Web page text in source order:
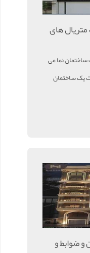
های
نما می
یک ساختمان
و ضوابط و